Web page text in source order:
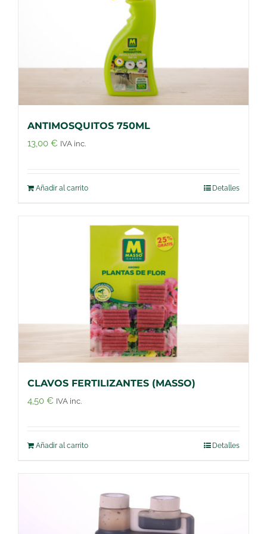
ANTIMOSQUITOS 750ML
13,00 € IVA inc.
Añadir al carrito Detalles
CLAVOS FERTILIZANTES (MASSO)
4,50 € IVA inc.
Añadir al carrito Detalles